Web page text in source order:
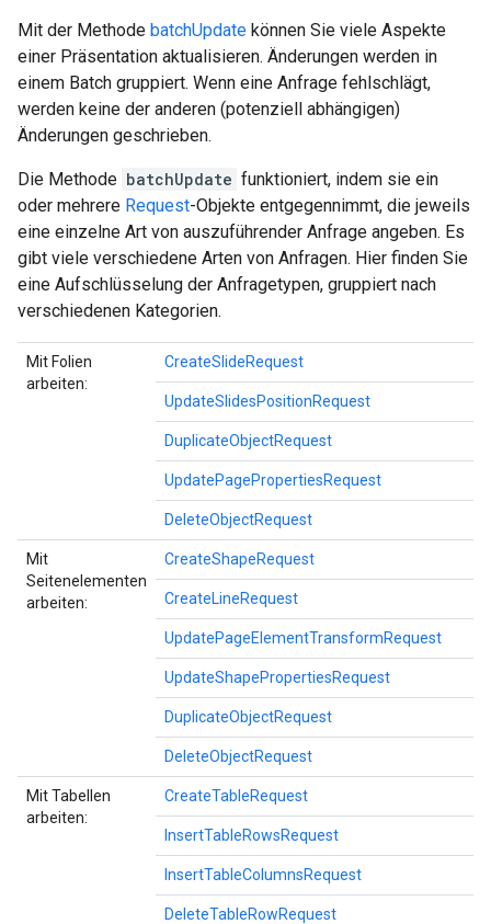
Mit der Methode batchUpdate können Sie viele Aspekte
einer Präsentation aktualisieren. Änderungen werden in
einem Batch gruppiert. Wenn eine Anfrage fehlschlägt,
werden keine der anderen (potenziell abhängigen)
Änderungen geschrieben.
Die Methode batchUpdate funktioniert, indem sie ein
oder mehrere Request-Objekte entgegennimmt, die jeweils
eine einzelne Art von auszuführender Anfrage angeben. Es
gibt viele verschiedene Arten von Anfragen. Hier finden Sie
eine Aufschlüsselung der Anfragetypen, gruppiert nach
verschiedenen Kategorien.
Mit Folien
arbeiten:
CreateSlideRequest
UpdateSlidesPositionRequest
DuplicateObjectRequest
UpdatePagePropertiesRequest
DeleteObjectRequest
Mit
Seitenelementen
arbeiten:
CreateShapeRequest
CreateLineRequest
UpdatePageElementTransformRequest
UpdateShapePropertiesRequest
DuplicateObjectRequest
DeleteObjectRequest
Mit Tabellen
arbeiten:
CreateTableRequest
InsertTableRowsRequest
InsertTableColumnsRequest
DeleteTableRowRequest